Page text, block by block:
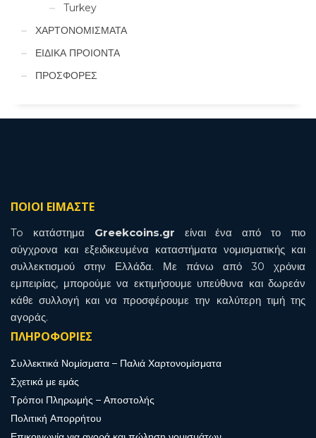
Turkey
ΧΑΡΤΟΝΟΜΙΣΜΑΤΑ
ΕΙΔΙΚΑ ΠΡΟΙΟΝΤΑ
ΠΡΟΣΦΟΡΕΣ
ΠΟΙΟΙ ΕΙΜΑΣΤΕ
To κατάστημα Greekcoins.gr είναι ένα από το πιο
σύγχρονα και εξειδικευμένα καταστήματα νομισματικής και
συλλεκτισμού στην Ελλάδα. Με πάνω από 30 χρόνια
εμπειρίας, μπορούμε να εκτιμήσουμε υπεύθυνα και δωρεάν
κάθε συλλογή και να προσφέρουμε την καλύτερη τιμή της
αγοράς.
ΠΛΗΡΟΦΟΡΙΕΣ
Συλλεκτικά Νομίσματα – Παλιά Χαρτονομίσματα
Σχετικά με εμάς
Τρόποι Πληρωμής – Αποστολής
Πολιτική Απορρήτου